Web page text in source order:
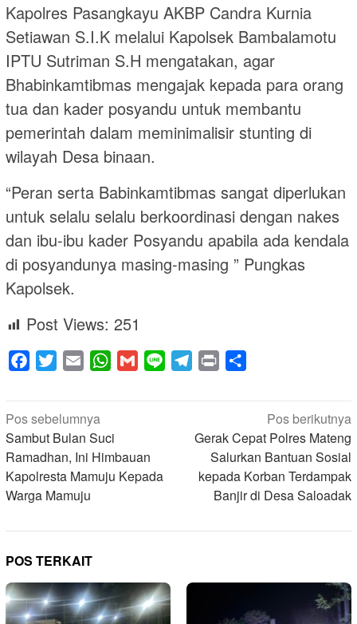
Kapolres Pasangkayu AKBP Candra Kurnia
Setiawan S.I.K melalui Kapolsek Bambalamotu
IPTU Sutriman S.H mengatakan, agar
Bhabinkamtibmas mengajak kepada para orang
tua dan kader posyandu untuk membantu
pemerintah dalam meminimalisir stunting di
wilayah Desa binaan.
“Peran serta Babinkamtibmas sangat diperlukan
untuk selalu selalu berkoordinasi dengan nakes
dan ibu-ibu kader Posyandu apabila ada kendala
di posyandunya masing-masing ” Pungkas
Kapolsek.
Post Views: 251
Facebook
Twitter Email WhatsApp
Gmail Line Telegram
Print
Navigasi
pos
Pos sebelumnya
Sambut Bulan Suci
Ramadhan, Ini Himbauan
Kapolresta Mamuju Kepada
Warga Mamuju
Pos berikutnya
Gerak Cepat Polres Mateng
Salurkan Bantuan Sosial
kepada Korban Terdampak
Banjir di Desa Saloadak
POS TERKAIT